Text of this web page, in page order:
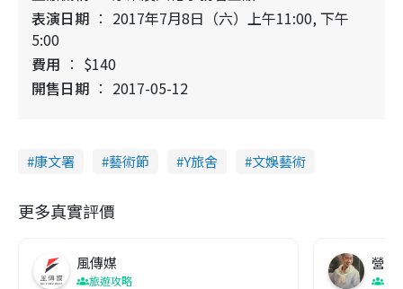
表演日期
2017年7月8日（六）上午11:00, 下午
5:00
費用
$140
開售日期
2017-05-12
康文署 藝術節 Y旅舍 文娛藝術
更多真實評價
風傳媒
旅遊攻略
營養